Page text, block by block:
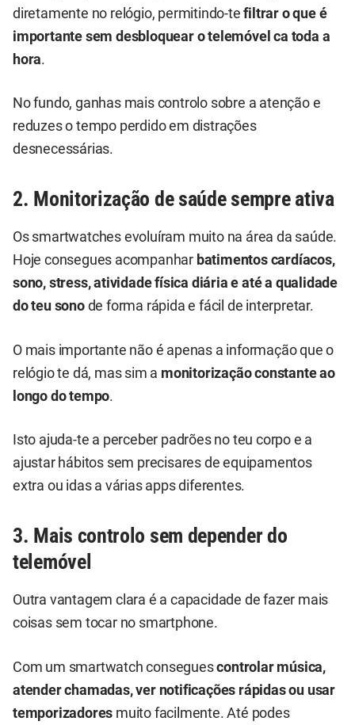
diretamente no relógio, permitindo-tefiltrar o que é
importante sem desbloquear o telemóvel ca toda a
hora.
No fundo, ganhas mais controlo sobre a atenção e
reduzes o tempo perdido em distrações
desnecessárias.
2. Monitorização de saúde sempre ativa
Os smartwatches evoluíram muito na área da saúde.
Hoje consegues acompanhar batimentos cardíacos,
sono, stress, atividade física diária e até a qualidade
do teu sonode forma rápida e fácil de interpretar.
O mais importante não é apenas a informação que o
relógio te dá, mas sim a monitorização constante ao
longo do tempo.
Isto ajuda-te a perceber padrões no teu corpo e a
ajustar hábitos sem precisares de equipamentos
extra ou idas a várias apps diferentes.
3. Mais controlo sem depender do
telemóvel
Outra vantagem clara é a capacidade de fazer mais
coisas sem tocar no smartphone.
Com um smartwatch conseguescontrolar música,
atender chamadas, ver notificações rápidas ou usar
temporizadores muito facilmente. Até podes